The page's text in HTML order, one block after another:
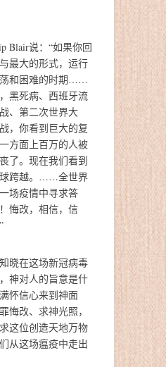
Blair说：“如果你回
最大的形式，运行
和困难的时期……
黑死病、西班牙流
、第二次世界大
，你看到巨大的复
方面上百万的人被
了。现在我们看到
跨越。……全世界
场疫情中寻求答
悔改，相信，信
晓在这场新冠病毒
神对人的旨意是什
怀信心来到神面
悔改、求神光照，
这位创造天地万物
从这场瘟疫中走出